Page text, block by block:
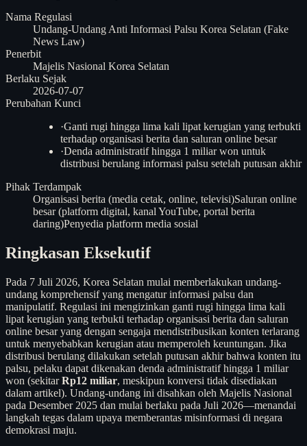
Nama Regulasi
Undang-Undang Anti Informasi Palsu Korea Selatan (Fake
News Law)
Penerbit
Majelis Nasional Korea Selatan
Berlaku Sejak
2026-07-07
Perubahan Kunci
·Ganti rugi hingga lima kali lipat kerugian yang terbukti
terhadap organisasi berita dan saluran online besar
·Denda administratif hingga 1 miliar won untuk
distribusi berulang informasi palsu setelah putusan akhir
Pihak Terdampak
Organisasi berita (media cetak, online, televisi)Saluran online
besar (platform digital, kanal YouTube, portal berita
daring)Penyedia platform media sosial
Ringkasan Eksekutif
Pada 7 Juli 2026, Korea Selatan mulai memberlakukan undang-
undang komprehensif yang mengatur informasi palsu dan
manipulatif. Regulasi ini mengizinkan ganti rugi hingga lima kali
lipat kerugian yang terbukti terhadap organisasi berita dan saluran
online besar yang dengan sengaja mendistribusikan konten terlarang
untuk menyebabkan kerugian atau memperoleh keuntungan. Jika
distribusi berulang dilakukan setelah putusan akhir bahwa konten itu
palsu, pelaku dapat dikenakan denda administratif hingga 1 miliar
won (sekitarRp12 miliar, meskipun konversi tidak disediakan
dalam artikel). Undang-undang ini disahkan oleh Majelis Nasional
pada Desember 2025 dan mulai berlaku pada Juli 2026—menandai
langkah tegas dalam upaya memberantas misinformasi di negara
demokrasi maju.